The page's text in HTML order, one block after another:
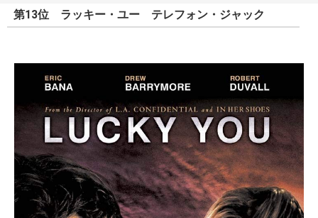
第13位 ラッキー・ユー テレフォン・ジャック